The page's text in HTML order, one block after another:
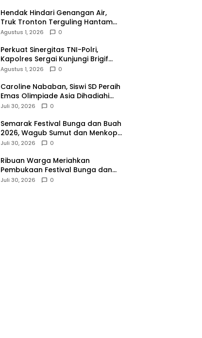
Hendak Hindari Genangan Air,
Truk Tronton Terguling Hantam
Pembatas Jalan di Jalinsum
Agustus 1, 2026 0
Perkuat Sinergitas TNI-Polri,
Kapolres Sergai Kunjungi Brigif
7/Rimba Raya
Agustus 1, 2026 0
Caroline Nababan, Siswi SD Peraih
Emas Olimpiade Asia Dihadiahi
Gubernur Bobby Nasution
Juli 30, 2026 0
Semarak Festival Bunga dan Buah
2026, Wagub Sumut dan Menkop
Lepas Pawai di Berastagi
Juli 30, 2026 0
Ribuan Warga Meriahkan
Pembukaan Festival Bunga dan
Buah Karo 2026, Pengamanan
Juli 30, 2026 0